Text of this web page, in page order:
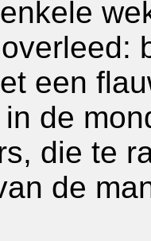
een
de
die te
de